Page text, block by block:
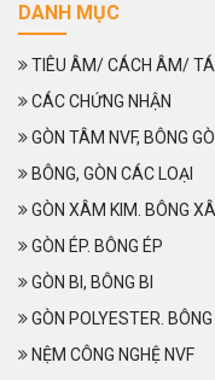
DANH MỤC
TIÊU ÂM/ CÁCH ÂM/
CÁC CHỨNG NHẬN
GÒN TÂM NVF, BÔNG
BÔNG, GÒN CÁC LOẠI
GÒN XÂM KIM. BÔNG
GÒN ÉP. BÔNG ÉP
GÒN BI, BÔNG BI
GÒN POLYESTER.
NỆM CÔNG NGHỆ NVF